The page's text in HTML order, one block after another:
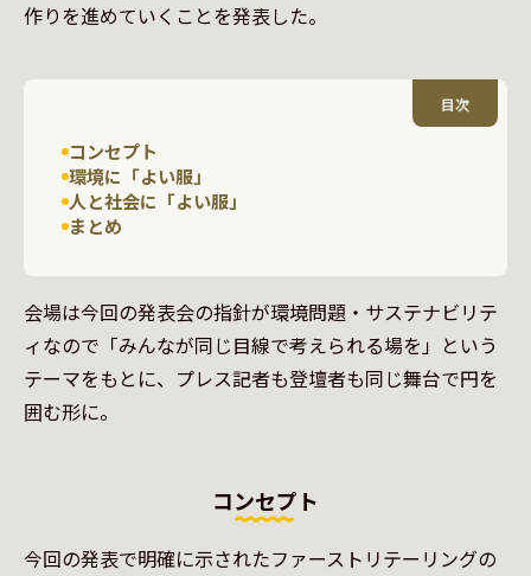
作りを進めていくことを発表した。
目次
コンセプト
環境に「よい服」
人と社会に「よい服」
まとめ
会場は今回の発表会の指針が環境問題・サステナビリテ
ィなので「みんなが同じ目線で考えられる場を」という
テーマをもとに、プレス記者も登壇者も同じ舞台で円を
囲む形に。
コンセプト
今回の発表で明確に示されたファーストリテーリングの